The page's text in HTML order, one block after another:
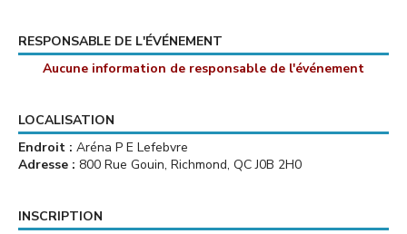
RESPONSABLE DE L'ÉVÉNEMENT
Aucune information de responsable de l'événement
LOCALISATION
Endroit : Aréna P E Lefebvre
Adresse : 800 Rue Gouin, Richmond, QC J0B 2H0
INSCRIPTION